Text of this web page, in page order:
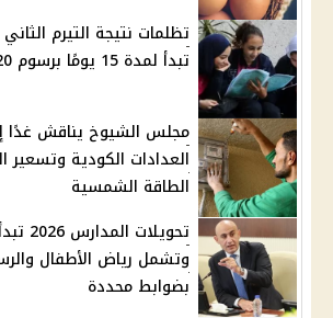
تظلمات نتيجة التيرم
تبدأ لمدة 15 يومًا برسوم 20 جنيهًا للمادة
مجلس الشيوخ يناقش غدًا
العدادات الكودية وتسعير
الطاقة الشمسية
وتشمل رياض الأطفال
بضوابط محددة